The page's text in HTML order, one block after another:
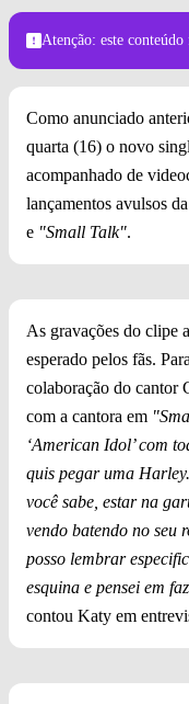
Atenção: este
Como anunciado
quarta (16) o novo
acompanhado de
lançamentos avulsos
e "Small Talk".
As gravações do clipe
esperado pelos fãs.
colaboração do cantor
com a cantora em
‘American Idol’ com
quis pegar uma
você sabe, estar na
vendo batendo no
posso lembrar
esquina e pensei em
contou Katy em